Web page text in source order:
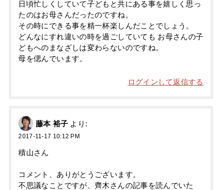
日頃忙しくしていて子どもと共にある事を嬉しく思っ
たのはお母さんだったのですね。
その時にできる事を精一杯楽しんだことでしょう。
どんなにすれ違いの時を過ごしていても お母さんの子
どもへのまなざしは変わらないのですね。
母を偲んでいます。
ログインして返信する
藤本 裕子 より:
2017-11-17 10:12 PM
積山さん
コメント、ありがとうございます。
不思議なことですが、齊木さんの記事を読んでいた